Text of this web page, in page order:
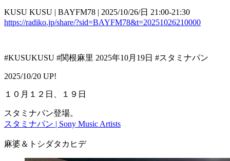
KUSU KUSU | BAYFM78 | 2025/10/26/日 21:00-21:30
https://radiko.jp/share/?sid=BAYFM78&t=20251026210000
#KUSUKUSU #関根麻里 2025年10月19日 #スタミナパン
2025/10/20 UP!
１０月１２日、１９日
スタミナパン登場。
スタミナパン | Sony Music Artists
麻婆＆トシダタカヒデ